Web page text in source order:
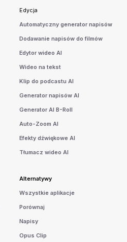
Edycja
Automatyczny generator napisów
Dodawanie napisów do filmów
Edytor wideo AI
Wideo na tekst
Klip do podcastu AI
Generator napisów AI
Generator AI B-Roll
Auto-Zoom AI
Efekty dźwiękowe AI
Tłumacz wideo AI
Alternatywy
Wszystkie aplikacje
Porównaj
Napisy
Opus Clip